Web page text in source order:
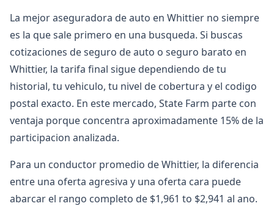
La mejor aseguradora de auto en Whittier no siempre
es la que sale primero en una busqueda. Si buscas
cotizaciones de seguro de auto o seguro barato en
Whittier, la tarifa final sigue dependiendo de tu
historial, tu vehiculo, tu nivel de cobertura y el codigo
postal exacto. En este mercado, State Farm parte con
ventaja porque concentra aproximadamente 15% de la
participacion analizada.
Para un conductor promedio de Whittier, la diferencia
entre una oferta agresiva y una oferta cara puede
abarcar el rango completo de $1,961 to $2,941 al ano.